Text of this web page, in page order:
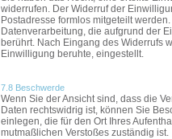
widerrufen. Der Widerruf der
Postadresse formlos mitgeteilt
Datenverarbeitung, die aufgrund der
berührt. Nach Eingang des Widerrufs
Einwilligung beruhte, eingestellt.
7.8 Beschwerde
Wenn Sie der Ansicht sind, dass die
Daten rechtswidrig ist, können Sie
einlegen, die für den Ort Ihres
mutmaßlichen Verstoßes zuständig ist.